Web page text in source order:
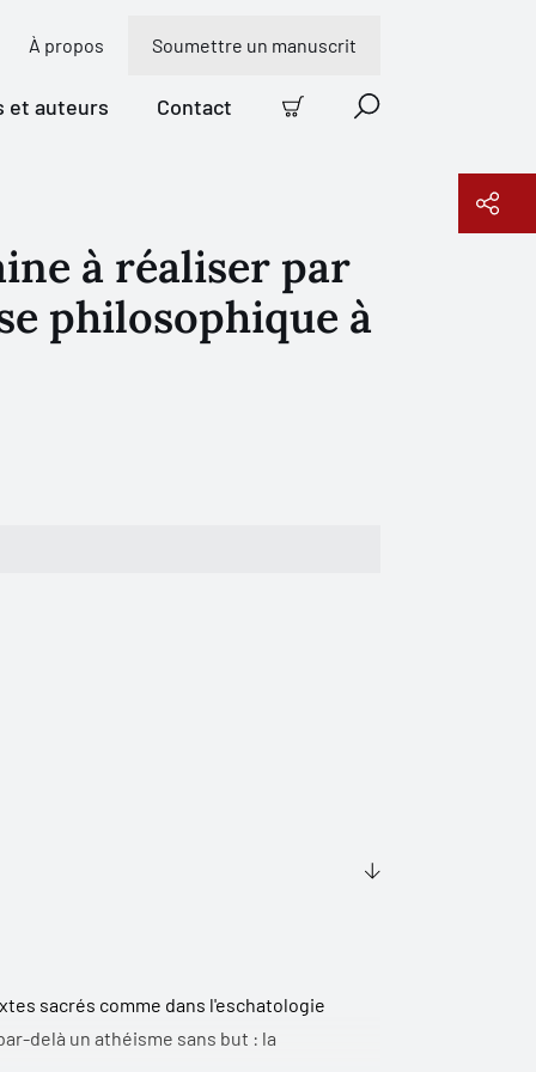
À propos Soumettre un manuscrit
et auteurs Contact
Panier Recherche
à réaliser par
philosophique à
sacrés comme dans l'eschatologie
delà un athéisme sans but : la